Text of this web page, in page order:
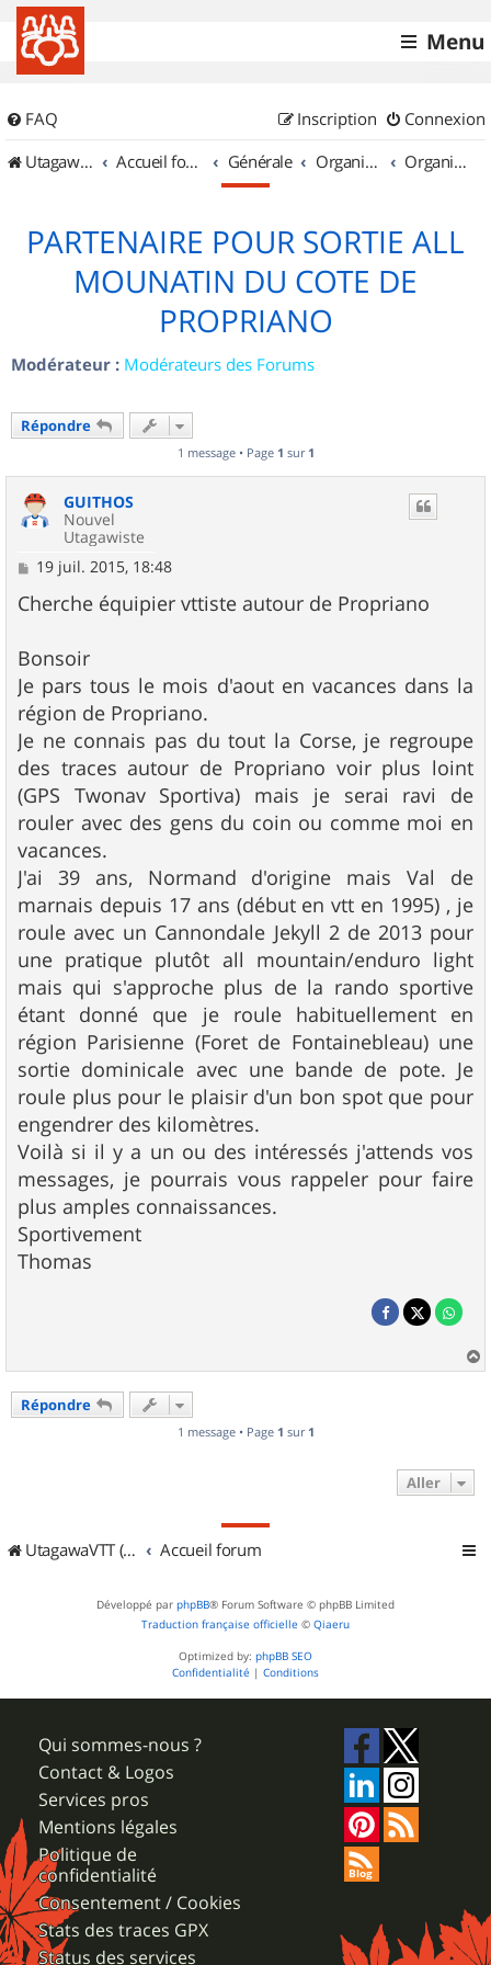
Menu
FAQ Connexion
Inscription
UtagawaVTT (Randos VTT et VTTAE avec traces GPS)
Accueil forum Générale Organisation de sorties & Recherche de partenaires Organisation de sorties en région Corse
PARTENAIRE POUR SORTIE ALL
MOUNATIN DU COTE DE
PROPRIANO
Modérateur : Modérateurs des Forums
Répondre
1 message • Page 1 sur 1
GUITHOS
Nouvel
Utagawiste
M
s
s
g
e
19 juil. 2015, 18:48
Cherche équipier vttiste autour de Propriano
Bonsoir
Je pars tous le mois d'aout en vacances dans la
région de Propriano.
Je ne connais pas du tout la Corse, je regroupe
des traces autour de Propriano voir plus loint
(GPS Twonav Sportiva) mais je serai ravi de
rouler avec des gens du coin ou comme moi en
vacances.
J'ai 39 ans, Normand d'origine mais Val de
marnais depuis 17 ans (début en vtt en 1995) , je
roule avec un Cannondale Jekyll 2 de 2013 pour
une pratique plutôt all mountain/enduro light
mais qui s'approche plus de la rando sportive
étant donné que je roule habituellement en
région Parisienne (Foret de Fontainebleau) une
sortie dominicale avec une bande de pote. Je
roule plus pour le plaisir d'un bon spot que pour
engendrer des kilomètres.
Voilà si il y a un ou des intéressés j'attends vos
messages, je pourrais vous rappeler pour faire
plus amples connaissances.
Sportivement
Thomas
a
Répondre
1 message • Page 1 sur 1
Aller
UtagawaVTT (Randos VTT et VTTAE avec traces GPS) Accueil forum
Développé par phpBB® Forum Software © phpBB Limited
Traduction française officielle © Qiaeru
Optimized by: phpBB SEO
Confidentialité | Conditions
Qui sommes-nous ?
Contact & Logos
Services pros
Mentions légales
Politique de
confidentialité
Consentement / Cookies
Stats des traces GPX
Status des services